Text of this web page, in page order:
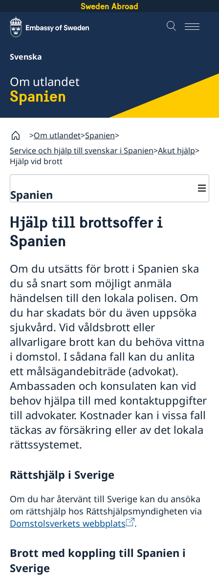
Sweden Abroad
Svenska
Om utlandet
Spanien
Om utlandet Spanien
Service och hjälp till svenskar i Spanien Akut hjälp
Hjälp vid brott
Spanien
Service och hjälp till svenskar i Spanien
Pass / ID-kort i Spanien
av pass eller nationellt ID-kort
Giltig id-handling vid passansökan
Ansökan förnyelse av pass för vuxna
Ansökan om det första passet för barn under 18 år
Förnyelse av pass och nationellt ID-kort för barn
under 18 år i Spanien
Provisoriskt pass i Spanien
Förlust av pass
Utlämning av pass och nationellt ID-kort i Spanien
Anmäl dig till röstlängden
Öppettider för förtidsröstning i Spanien
Registrering av nyfödd utomlands och ansökan om
samordningsnummer i Spanien
Pension och levnadsintyg i Spanien
Pension
Levnadsintyg
Översättningar och externa tjänster
Legalisering av handlingar
Akut hjälp
Frihetsberövade
Ekonomiskt nödställd
Om du blir sjuk eller råkar ut för en olycka
Hemtransport
Juridisk hjälp i utlandet
Dödsfall
Hjälp vid brott
Hjälp kring medborgarskap
Förlust och bibehållande av svenskt medborgarskap
Om svenskt medborgarskap
Gifta sig i Spanien
Vigsel inför spansk myndighet
Vigsel i Sverige
Reseinformation
Aktuella händelser
Allmänna säkerhetsläget
Terrorism
In- och utresebestämmelser
Hälso- och sjukvård
Lokala lagar och sedvänjor
Hjälp till brottsoffer i
Spanien
Om du utsätts för brott i Spanien ska
du så snart som möjligt anmäla
händelsen till den lokala polisen. Om
du har skadats bör du även uppsöka
sjukvård. Vid våldsbrott eller
allvarligare brott kan du behöva vittna
i domstol. I sådana fall kan du anlita
ett målsägandebiträde (advokat).
Ambassaden och konsulaten kan vid
behov hjälpa till med kontaktuppgifter
till advokater. Kostnader kan i vissa fall
täckas av försäkring eller av det lokala
rättssystemet.
Rättshjälp i Sverige
Om du har återvänt till Sverige kan du ansöka
om rättshjälp hos Rättshjälpsmyndigheten via
Domstolsverkets webbplats
.
Brott med koppling till Spanien i
Sverige